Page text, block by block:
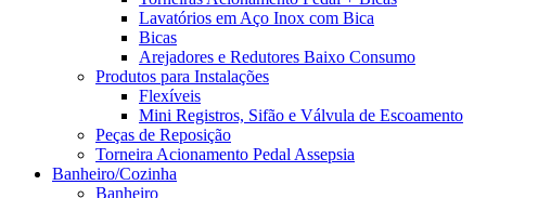
Lavatórios em Aço Inox com Bica
Bicas
Arejadores e Redutores Baixo Consumo
Produtos para Instalações
Flexíveis
Mini Registros, Sifão e Válvula de Escoamento
Peças de Reposição
Torneira Acionamento Pedal Assepsia
Banheiro/Cozinha
Banheiro